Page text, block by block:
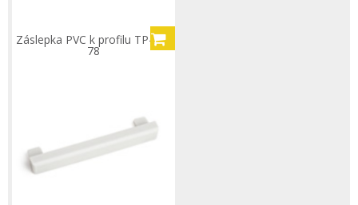
Záslepka PVC k profilu TP-TT-
78